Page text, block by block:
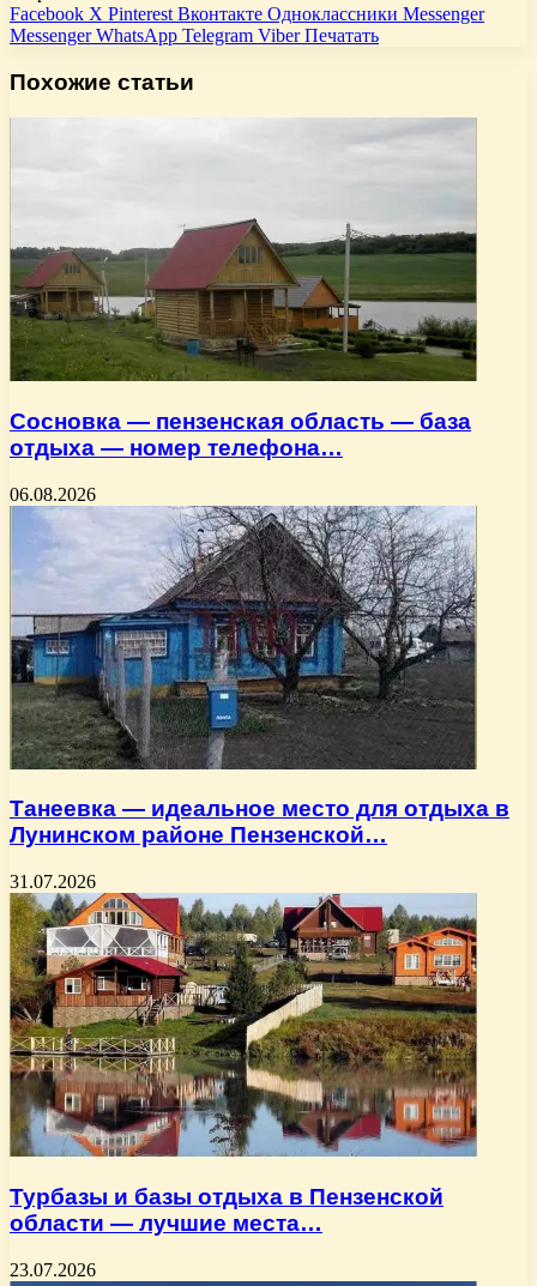
Facebook X Pinterest Вконтакте Одноклассники Messenger
Messenger WhatsApp Telegram Viber Печатать
Похожие статьи
Сосновка — пензенская область — база
отдыха — номер телефона…
06.08.2026
Танеевка — идеальное место для отдыха в
Лунинском районе Пензенской…
31.07.2026
Турбазы и базы отдыха в Пензенской
области — лучшие места…
23.07.2026